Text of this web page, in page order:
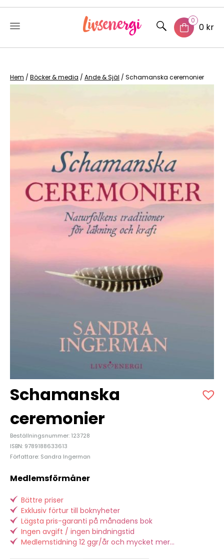
content
0
0 kr
Hem / Böcker & media / Ande & Själ / Schamanska ceremonier
Schamanska
ceremonier
Beställningsnummer: 123728
ISBN: 9789188633613
Författare: Sandra Ingerman
Medlemsförmåner
Bättre priser
Exklusiv förtur till boknyheter
Lägsta pris-garanti på månadens bok
Ingen avgift / ingen bindningstid
Medlemstidning 12 ggr/år och mycket mer...